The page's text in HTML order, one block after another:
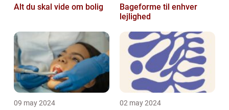
Alt du skal vide om bolig
Bageforme til enhver
lejlighed
09 may 2024 02 may 2024